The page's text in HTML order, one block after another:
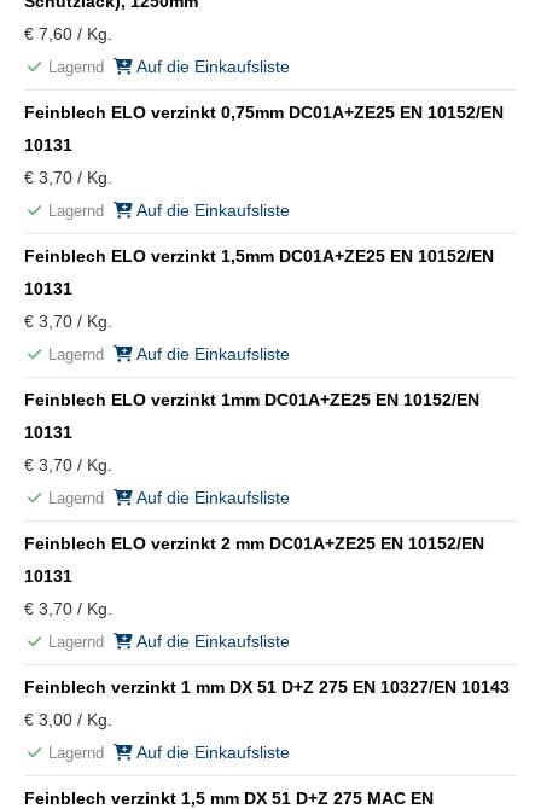
€ 7,60 / Kg.
Lagernd Auf die Einkaufsliste
Feinblech ELO verzinkt 0,75mm DC01A+ZE25 EN 10152/EN
10131
€ 3,70 / Kg.
Lagernd Auf die Einkaufsliste
Feinblech ELO verzinkt 1,5mm DC01A+ZE25 EN 10152/EN
10131
€ 3,70 / Kg.
Lagernd Auf die Einkaufsliste
Feinblech ELO verzinkt 1mm DC01A+ZE25 EN 10152/EN
10131
€ 3,70 / Kg.
Lagernd Auf die Einkaufsliste
Feinblech ELO verzinkt 2 mm DC01A+ZE25 EN 10152/EN
10131
€ 3,70 / Kg.
Lagernd Auf die Einkaufsliste
Feinblech verzinkt 1 mm DX 51 D+Z 275 EN 10327/EN 10143
€ 3,00 / Kg.
Lagernd Auf die Einkaufsliste
Feinblech verzinkt 1,5 mm DX 51 D+Z 275 MAC EN